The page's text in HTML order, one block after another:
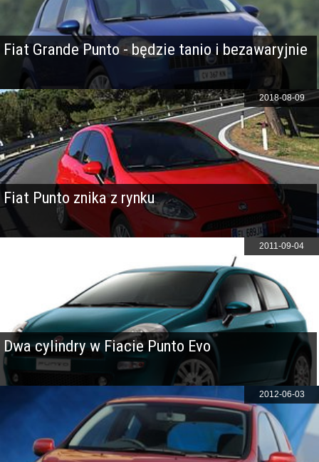
Fiat Grande Punto - będzie tanio i bezawaryjnie
Fiat Punto znika z rynku
2018-08-09
Dwa cylindry w Fiacie Punto Evo
2011-09-04
2012-06-03